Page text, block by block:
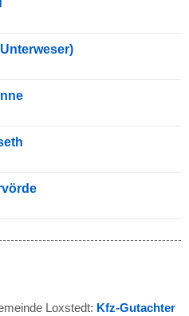
Loxstedt: Kfz-Gutachter